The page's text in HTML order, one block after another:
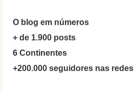
O blog em números
+ de 1.900 posts
6 Continentes
+200.000 seguidores nas redes